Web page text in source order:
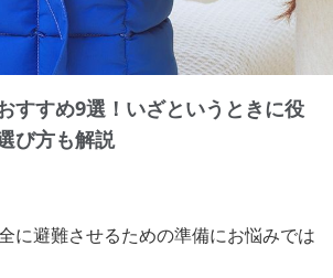
すすめ9選！いざというときに役
び方も解説
に避難させるための準備にお悩みでは